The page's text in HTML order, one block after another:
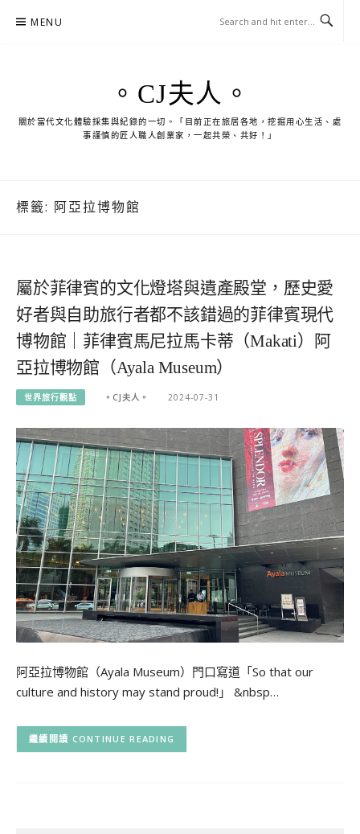
MENU
。CJ夫人。
關於當代文化體驗採集與紀錄的一切。「目前正在旅居各地，挖掘用心生活、處
事謹慎的匠人職人創業家，一起共榮、共好！」
標籤: 阿亞拉博物館
屬於菲律賓的文化燈塔與遺產殿堂，歷史愛
好者與自助旅行者都不該錯過的菲律賓現代
博物館｜菲律賓馬尼拉馬卡蒂（Makati）阿
亞拉博物館（Ayala Museum）
世界旅行觀點 。CJ夫人。 2024-07-31
阿亞拉博物館（Ayala Museum）門口寫道「So that our
culture and history may stand proud!」 &nbsp…
CONTINUE READING